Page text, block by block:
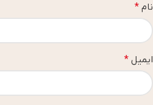
نام *
ایمیل *